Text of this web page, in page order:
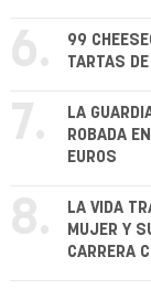
6.
99
TARTAS
7.
LA
ROBADA
EUROS
8.
LA VIDA
MUJER Y
CARRERA